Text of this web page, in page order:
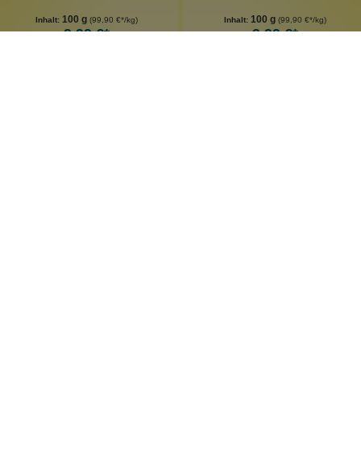
Inhalt: 100 g (99,90 €*/kg)
9,99 €*
Inhalt: 100 g (99,90 €*/kg)
9,99 €*